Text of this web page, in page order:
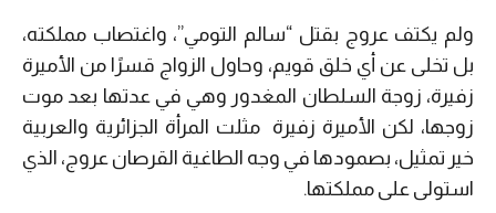
ولم يكتف عروج بقتل “سالم التومي”، واغتصاب مملكته،
بل تخلى عن أي خلق قويم، وحاول الزواج قسرًا من الأميرة
زفيرة، زوجة السلطان المغدور وهي في عدتها بعد موت
زوجها، لكن الأميرة زفيرة مثلت المرأة الجزائرية والعربية
خير تمثيل، بصمودها في وجه الطاغية القرصان عروج، الذي
استولى على مملكتها.